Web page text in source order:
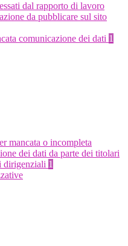
dal rapporto di lavoro
da pubblicare sul sito
comunicazione dei dati 1
mancata o incompleta
dei dati da parte dei titolari
dirigenziali 1